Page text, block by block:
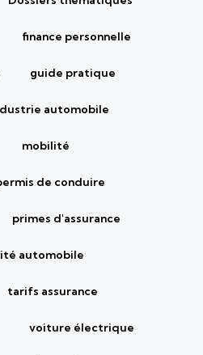
finance personnelle
guide pratique
automobile
mobilité
de conduire
primes d'assurance
automobile
tarifs assurance
voiture électrique